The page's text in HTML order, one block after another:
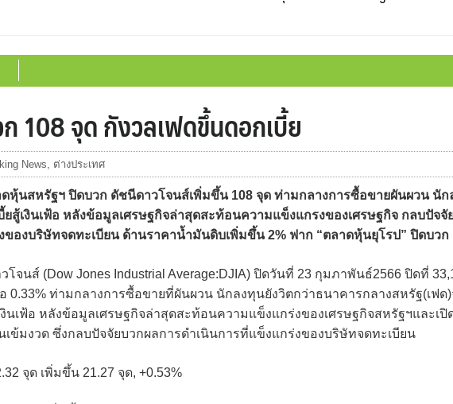
108 จุด กังวลเฟดขึ้นดอกเบี้ย
News, ต่างประเทศ
ดหุ้นสหรัฐฯ ปิดบวก ดัชนีดาวโจนส์เพิ่มขึ้น 108 จุด ท่ามกลางการซื้อขายผันผวน นัก
สู้เงินเฟ้อ หลังข้อมูลเศรษฐกิจล่าสุดสะท้อนความแข็งแกรงของเศรษฐกิจ กลบปัจจั
ของบริษัทจดทะเบียน ด้านราคาน้ำมันดิบเพิ่มขึ้น 2% ฟาก “ตลาดหุ้นยุโรป” ปิดบวก
จนส์ (Dow Jones Industrial Average:DJIA) ปิดวันที่ 23 กุมภาพันธ์2566 ปิดที่
0.33% ท่ามกลางการซื้อขายที่ผันผวน นักลงทุนยังวิตกว่าธนาคารกลางสหรัฐ(เฟด
นเฟ้อ หลังข้อมูลเศรษฐกิจล่าสุดสะท้อนความแข็งแกร่งของเศรษฐกิจสหรัฐฯและเปิ
เข้มงวด ซึ่งกลบปัจจัยบวกผลการดำเนินการที่แข็งแกร่งของบริษัทจดทะเบียน
จุด เพิ่มขึ้น 21.27 จุด, +0.53%